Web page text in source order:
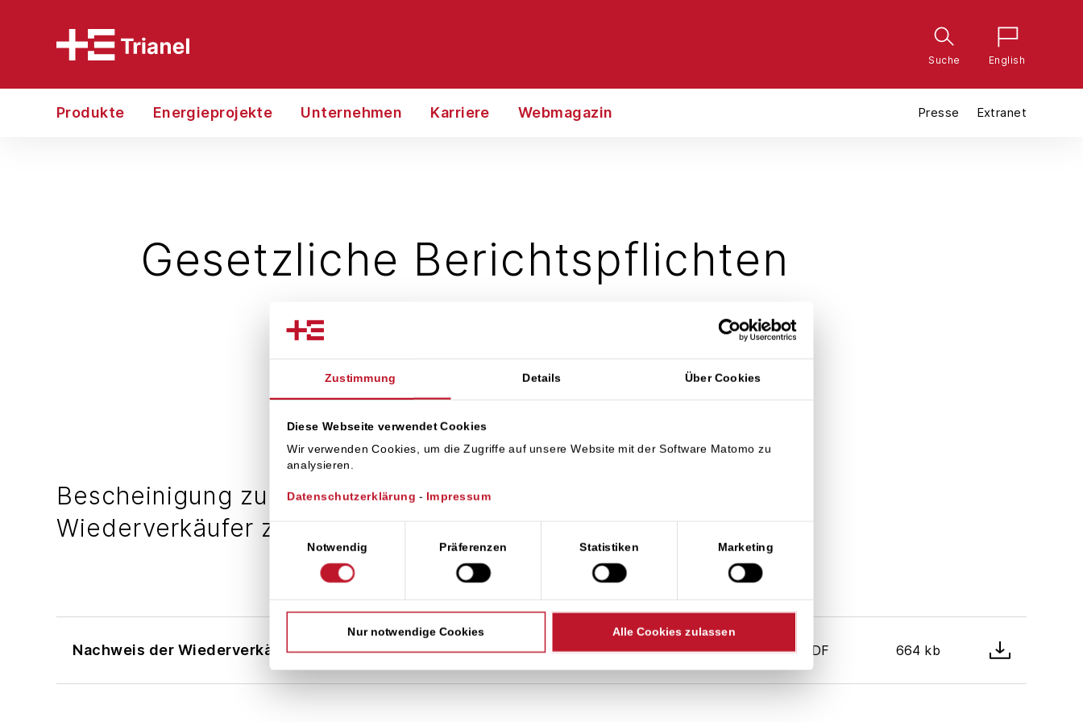
Zustimmung Details Über Cookies
Diese Webseite verwendet Cookies
Wir verwenden Cookies, um die Zugriffe auf unsere Website mit der Software Matomo zu
analysieren.
Datenschutzerklärung - Impressum
Einwilligungsauswahl
Notwendig
Präferenzen Statistiken Marketing
Nur notwendige Cookies Alle Cookies zulassen
Suche English
Produkte Energieprojekte Unternehmen Karriere Webmagazin Presse Extranet
Gesetzliche Berichtspflichten
Bescheinigung zum Nachweis der Eigenschaft als
Wiederverkäufer zur Ansicht
Nachweis der Wiederverkäufereigenschaft der Trianel GmbH bis 01.04.2027 PDF 664 kb